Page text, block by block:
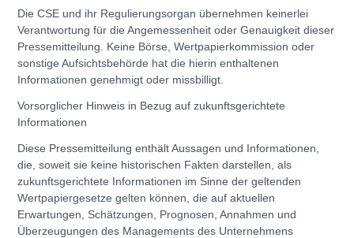
Die CSE und ihr Regulierungsorgan übernehmen keinerlei
Verantwortung für die Angemessenheit oder Genauigkeit dieser
Pressemitteilung. Keine Börse, Wertpapierkommission oder
sonstige Aufsichtsbehörde hat die hierin enthaltenen
Informationen genehmigt oder missbilligt.
Vorsorglicher Hinweis in Bezug auf zukunftsgerichtete
Informationen
Diese Pressemitteilung enthält Aussagen und Informationen,
die, soweit sie keine historischen Fakten darstellen, als
zukunftsgerichtete Informationen im Sinne der geltenden
Wertpapiergesetze gelten können, die auf aktuellen
Erwartungen, Schätzungen, Prognosen, Annahmen und
Überzeugungen des Managements des Unternehmens